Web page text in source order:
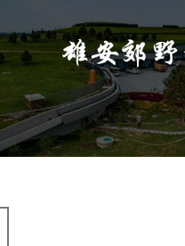
旅游休闲 公园 AI人工
智能灯杆
智能照明系统